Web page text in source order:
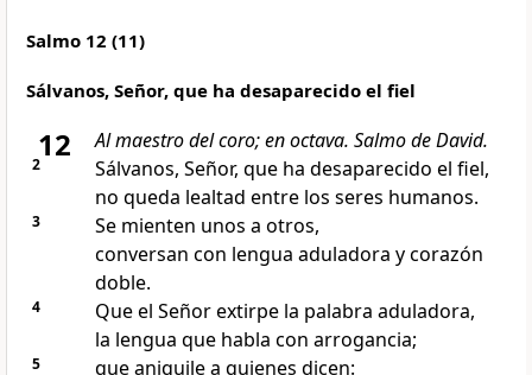
Salmo 12 (11)
Sálvanos, Señor, que ha desaparecido el fiel
12 Al maestro del coro; en octava. Salmo de David.
2
Sálvanos, Señor, que ha desaparecido el fiel,
no queda lealtad entre los seres humanos.
3
Se mienten unos a otros,
conversan con lengua aduladora y corazón
doble.
4
Que el Señor extirpe la palabra aduladora,
la lengua que habla con arrogancia;
5
que aniquile a quienes dicen: